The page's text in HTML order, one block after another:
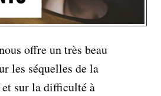
offre un très beau
les séquelles de la
sur la difficulté à